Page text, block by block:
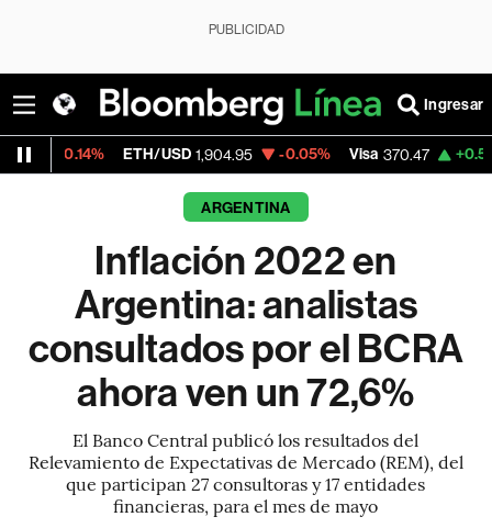
PUBLICIDAD
Ingresar
ETH/USD 1,904.95 -0.05% Visa 370.47 +0.52%
ARGENTINA
Inflación 2022 en
Argentina: analistas
consultados por el BCRA
ahora ven un 72,6%
El Banco Central publicó los resultados del
Relevamiento de Expectativas de Mercado (REM), del
que participan 27 consultoras y 17 entidades
financieras, para el mes de mayo